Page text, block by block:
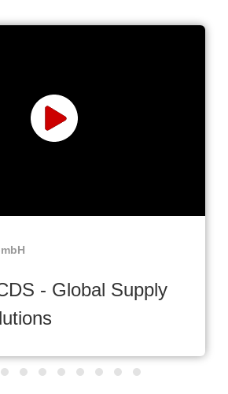
- Global Supply